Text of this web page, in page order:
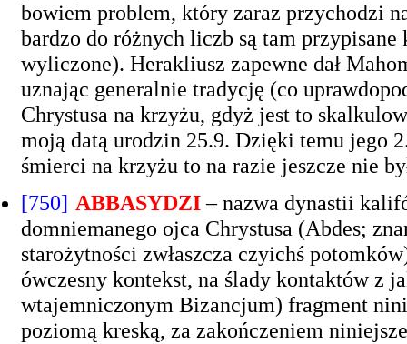
bowiem problem, który zaraz przychodzi
bardzo do różnych liczb są tam
wyliczone). Herakliusz zapewne dał
uznając generalnie tradycję (co
Chrystusa na krzyżu, gdyż jest to
moją datą urodzin 25.9. Dzięki temu jego
śmierci na krzyżu to na razie jeszcze nie
[750] ABBASYDZI– nazwa dynastii
domniemanego ojca Chrystusa (Abdes;
starożytności zwłaszcza czyichś
ówczesny kontekst, na ślady kontaktów z
wtajemniczonym Bizancjum) fragment
poziomą kreską, za zakończeniem